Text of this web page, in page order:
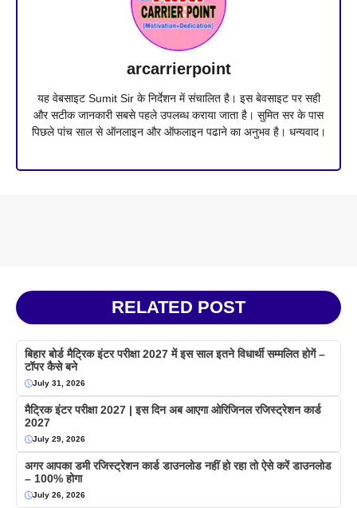
arcarrierpoint
यह वेबसाइट Sumit Sir के निर्देशन में संचालित है। इस बेवसाइट पर सही
और सटीक जानकारी सबसे पहले उपलब्ध कराया जाता है। सुमित सर के पास
पिछले पांच साल से ऑनलाइन और ऑफलाइन पढाने का अनुभव है। धन्यवाद।
RELATED POST
बिहार बोर्ड मैट्रिक इंटर परीक्षा 2027 में इस साल इतने विधार्थी सम्मलित होगें –
टॉपर कैसे बने
July 31, 2026
मैट्रिक इंटर परीक्षा 2027 | इस दिन अब आएगा ओरिजिनल रजिस्ट्रेशन कार्ड
2027
July 29, 2026
अगर आपका डमी रजिस्ट्रेशन कार्ड डाउनलोड नहीं हो रहा तो ऐसे करें डाउनलोड
– 100% होगा
July 26, 2026